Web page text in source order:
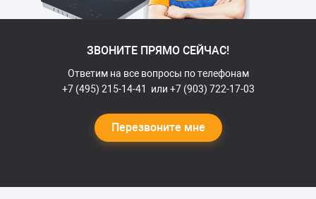
ЗВОНИТЕ ПРЯМО СЕЙЧАС!
Ответим на все вопросы по телефонам
+7 (495) 215-14-41
или +7 (903) 722-17-03
Перезвоните мне